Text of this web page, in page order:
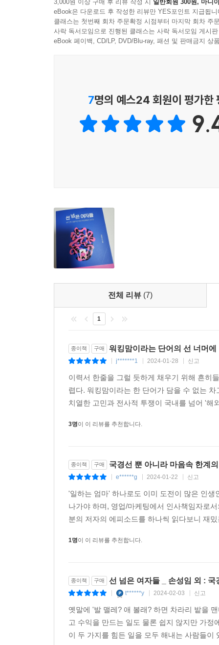
여성들이 조직에서 십분 능력을 발휘하고 인정받
있는 여성들이다. 일과 가정의 양립을 성공적으
메시지를 전달한다.
- 정희진 (여성학 박사, [정희진의 공부] 편집장)
3,000원 이상 구매 후 리뷰 작성 시 일반회원 300원, 마니
eBook은 다운로드 후 작성한 리뷰만 YES포인트 지급됩니
클래스는 첫번째 회차 주문확정 시점부터 마지막 회차 주
사락 독서모임으로 진행된 클래스는 사락 독서모임 게시
eBook 페이백, CD/LP, DVD/Blu-ray, 패션 및 판매금지 상
7명의 예스24 회원이 평가한
전체 리뷰 (7)
1
종이책 구매 워킹맘이라는 단어의 선 너머
j*******1 2024-01-28 신고
이력서 한줄을 그럴 듯하게 채우기 위해 흔히
렵다. 워킹맘이라는 한 단어가 담을 수 없는
치열한 고민과 전사적 투쟁이 국내를 넘어 '
3명이 이 리뷰를 추천합니다.
종이책 구매 국경선 뿐 아니라 마음속 한계
e******g 2024-01-22 신고
'일하는 엄마' 하나로도 이미 도전이 많은 인
나가야 하며, 영업/마케팅에서 인사책임자로
분의 저자의 에피소드를 하나씩 읽다보니 재
1명이 이 리뷰를 추천합니다.
종이책 구매 선 넘은 여자들 _ 손성임 외 :
t******y 2024-02-03 신고
옛말에 '발 맬레? 애 볼래? 하면 차라리 밭을
고 수익을 만드는 일도 물론 쉽지 않지만 가
이 두 가지를 힘든 일을 모두 해내는 사람들